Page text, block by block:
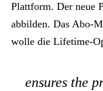
Plattform. Der neue
abbilden. Das Abo-
wolle die Lifetime-
ensures the